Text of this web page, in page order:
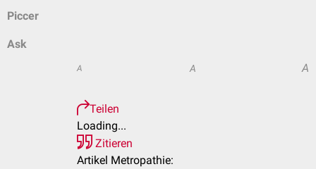
Piccer
Ask
A A A
Teilen
Loading...
Zitieren
Artikel Metropathie: